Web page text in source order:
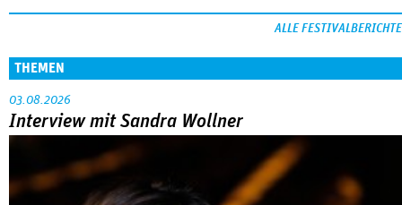
ALLE FESTIVALBERICHTE
THEMEN
03.08.2026
Interview mit Sandra Wollner